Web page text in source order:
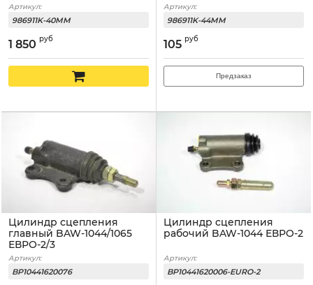
Артикул:
986911K-40MM
1 850 руб
Артикул:
986911K-44MM
105 руб
Предзаказ
Цилиндр сцепления
главный BAW-1044/1065
ЕВРО-2/3
Артикул:
BP10441620076
Цилиндр сцепления
рабочий BAW-1044 ЕВРО-2
Артикул:
BP10441620006-EURO-2